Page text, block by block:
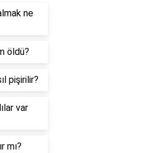
ne
öldü?
pişirilir?
var
mı?